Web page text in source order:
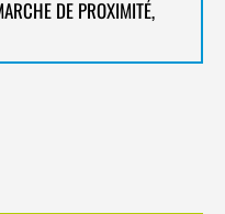
DE PROXIMITÉ,